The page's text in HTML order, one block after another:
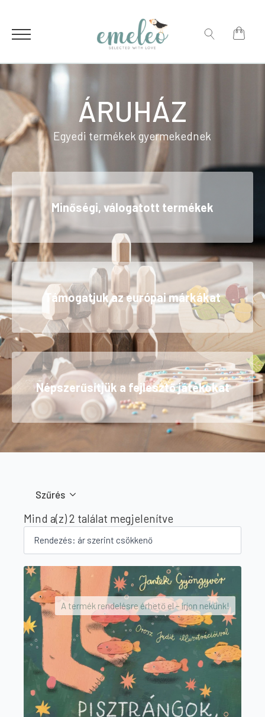
ÁRUHÁZ
Egyedi termékek gyermekednek
Minőségi, válogatott termékek
Támogatjuk az európai márkákat
Népszerűsítjük a fejlesztő játékokat
Szűrés
Mind a(z) 2 találat megjelenítve
high
to
low
A termék rendelésre érhető el – írjon nekünk!